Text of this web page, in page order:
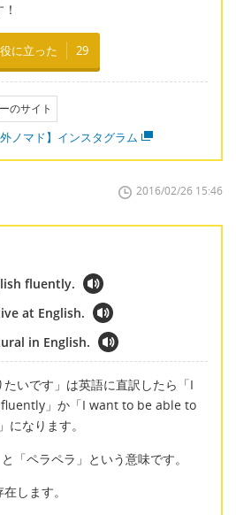
役に立った 29
のサイト
ノマド】インスタグラム
2016/02/26 15:46
fluently.
at English.
in English.
たいです」は英語に直訳したら「I
」か「I want to be able to
なります。
「ペラペラ」という意味です。
します。